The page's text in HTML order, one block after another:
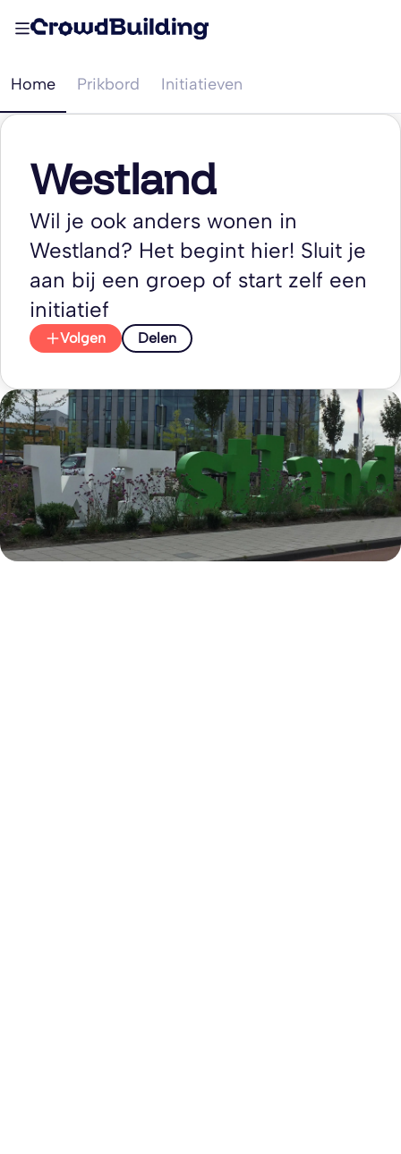
Home Prikbord Initiatieven
Westland
Wil je ook anders wonen in
Westland? Het begint hier! Sluit je
aan bij een groep of start zelf een
initiatief
Volgen Delen